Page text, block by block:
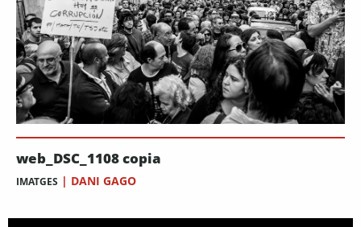
web_DSC_1108 copia
IMATGES | DANI GAGO